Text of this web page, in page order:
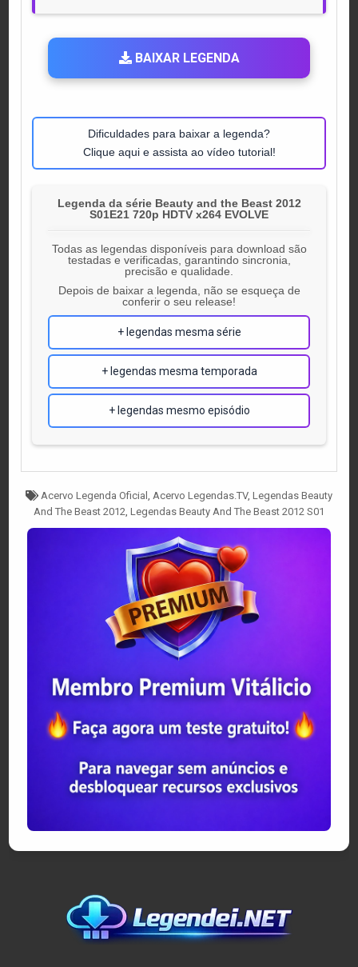
BAIXAR LEGENDA
Dificuldades para baixar a legenda?
Clique aqui e assista ao vídeo tutorial!
Legenda da série Beauty and the Beast 2012
S01E21 720p HDTV x264 EVOLVE
Todas as legendas disponíveis para download são
testadas e verificadas, garantindo sincronia,
precisão e qualidade.
Depois de baixar a legenda, não se esqueça de
conferir o seu release!
+ legendas mesma série
+ legendas mesma temporada
+ legendas mesmo episódio
Tagged
Acervo Legenda Oficial Acervo Legendas.TV, Legendas Beauty
And The Beast 2012 Legendas Beauty And The Beast 2012 S01